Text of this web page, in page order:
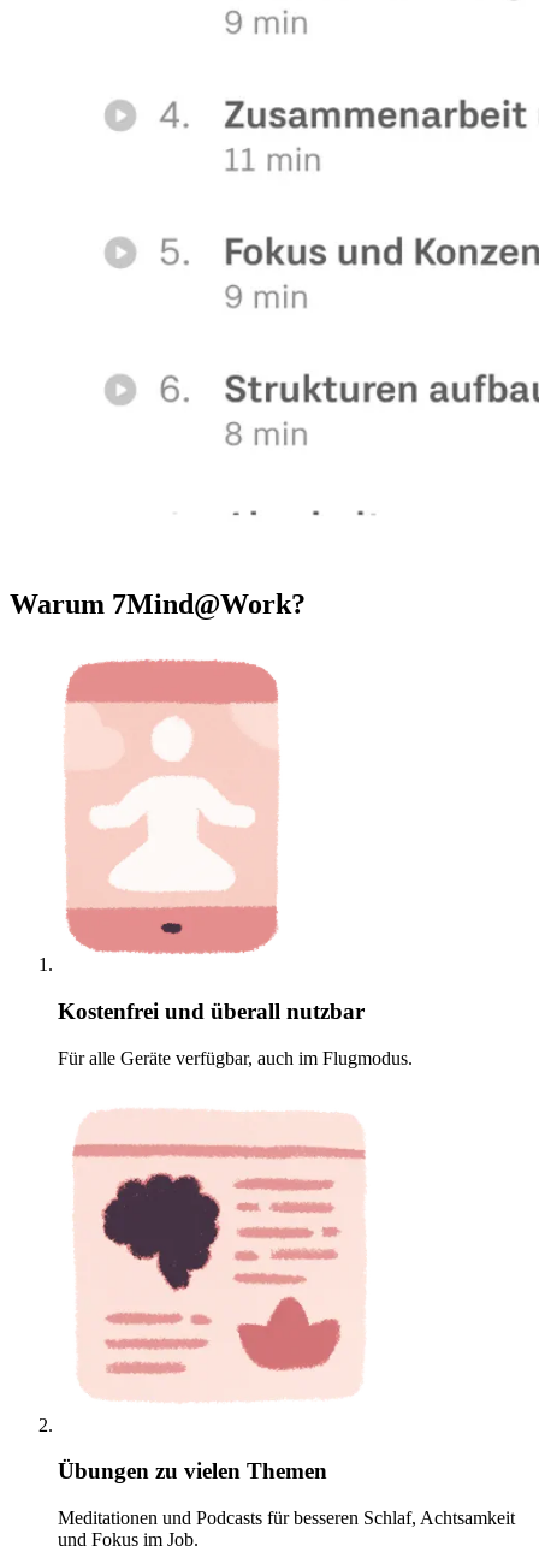
Warum 7Mind@Work?
Kostenfrei und überall nutzbar
Für alle Geräte verfügbar, auch im Flugmodus.
Übungen zu vielen Themen
Meditationen und Podcasts für besseren Schlaf, Achtsamkeit
und Fokus im Job.